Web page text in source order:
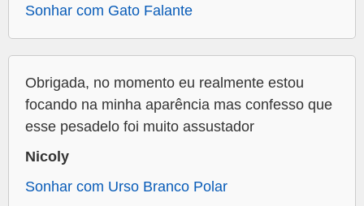
Sonhar com Gato Falante
Obrigada, no momento eu realmente estou
focando na minha aparência mas confesso que
esse pesadelo foi muito assustador
Nicoly
Sonhar com Urso Branco Polar